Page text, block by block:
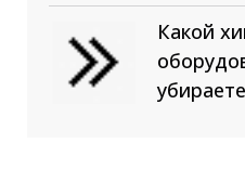
Цены
не
после
сложных
основном
п.), но
Какой